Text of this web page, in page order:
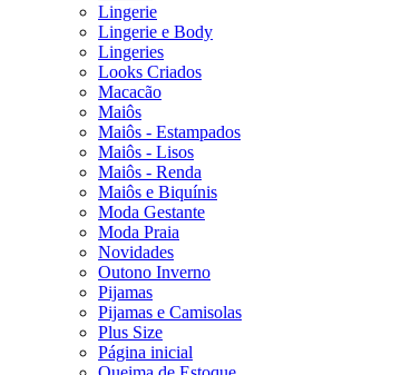
Lingerie
Lingerie e Body
Lingeries
Looks Criados
Macacão
Maiôs
Maiôs - Estampados
Maiôs - Lisos
Maiôs - Renda
Maiôs e Biquínis
Moda Gestante
Moda Praia
Novidades
Outono Inverno
Pijamas
Pijamas e Camisolas
Plus Size
Página inicial